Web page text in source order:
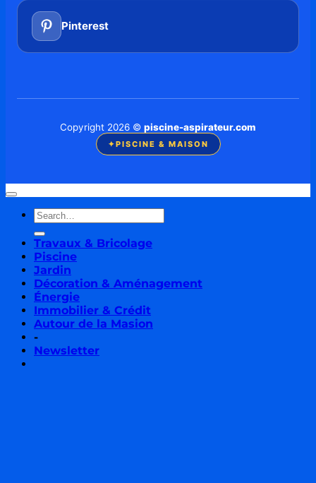
Pinterest
Copyright 2026 © piscine-aspirateur.com
✦PISCINE & MAISON
Travaux & Bricolage
Piscine
Jardin
Décoration & Aménagement
Énergie
Immobilier & Crédit
Autour de la Masion
-
Newsletter